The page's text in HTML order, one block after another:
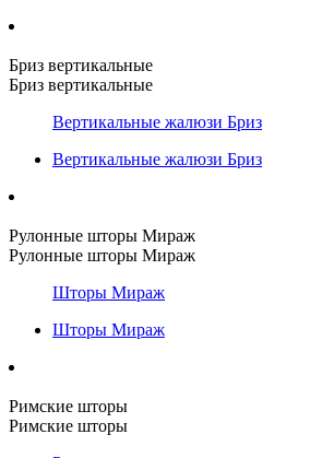
Бриз вертикальные
Бриз вертикальные
Вертикальные жалюзи Бриз
Вертикальные жалюзи Бриз
Рулонные шторы Мираж
Рулонные шторы Мираж
Шторы Мираж
Шторы Мираж
Римские шторы
Римские шторы